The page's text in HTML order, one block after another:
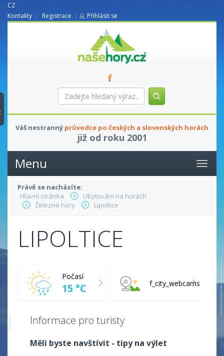
CZ
Kontakty
Registrace Přihlásit se
nasehory.cz
Zadejte
hledaný
Váš nestranný průvodce po českých a slovenských horách
již od roku 2001
Menu
Právě se nacházíte:
Hlavní stránka
Ubytování na horách
Železné hory
Lipoltice
LIPOLTICE
Počasí
15 °C f_city_webcams
Informace pro turisty
Měli byste navštívit - tipy na výlet